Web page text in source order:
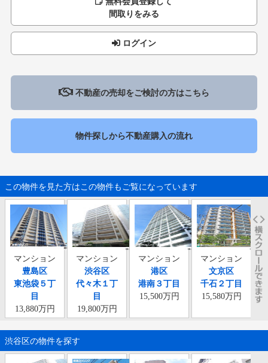
間取りをみる
ログイン
不動産の売却をご検討の方はこちら
物件探しから不動産購入の流れ
この物件を見た方はこの物件もご覧になっています
マンション
豊島区
東池袋５丁
目
13,880万円
マンション
渋谷区
代々木１丁
目
19,800万円
マンション
港区
港南３丁目
15,500万円
マンション
文京区
千石２丁目
15,580万円
渋谷区の物件を探す